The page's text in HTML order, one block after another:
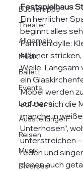
Büchertipps
Theater
Allgemein
Musik
Ballett
Events
Lesungen
Ausstellungen
Reisen
Musik
Diverses
Festspielhaus
Ein herrlicher
beginnt alles
Familienidylle:
Männer stricken,
Weile. Langsam
ein
Möbel werden
auf der sich die
manche in
Unterhosen“,
unterstreichen –
reden und
denen auch